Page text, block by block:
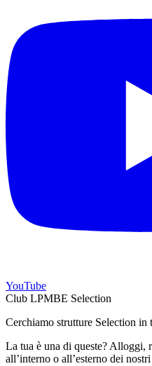
YouTube
Club LPMBE Selection
Cerchiamo strutture Selection in
La tua è una di queste? Alloggi,
all’interno o all’esterno dei